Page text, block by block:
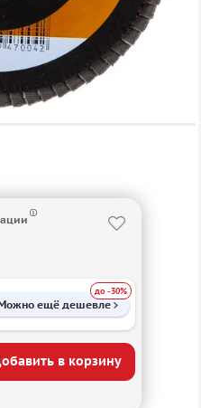
ещё дешевле
до -30%
в корзину